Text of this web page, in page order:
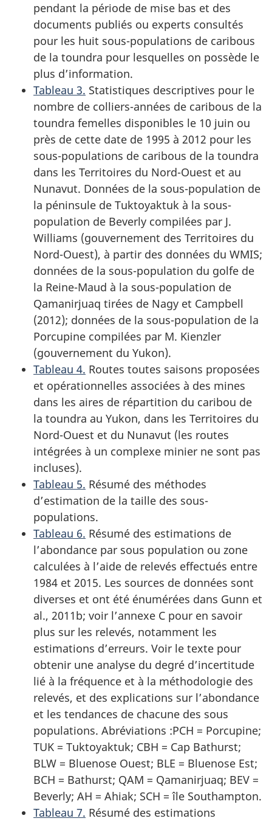
pendant la période de mise bas et des
documents publiés ou experts consultés
pour les huit sous-populations de caribous
de la toundra pour lesquelles on possède le
plus d’information.
Tableau 3. Statistiques descriptives pour le
nombre de colliers-années de caribous de la
toundra femelles disponibles le 10 juin ou
près de cette date de 1995 à 2012 pour les
sous-populations de caribous de la toundra
dans les Territoires du Nord-Ouest et au
Nunavut. Données de la sous-population de
la péninsule de Tuktoyaktuk à la sous-
population de Beverly compilées par J.
Williams (gouvernement des Territoires du
Nord-Ouest), à partir des données du WMIS;
données de la sous-population du golfe de
la Reine-Maud à la sous-population de
Qamanirjuaq tirées de Nagy et Campbell
(2012); données de la sous-population de la
Porcupine compilées par M. Kienzler
(gouvernement du Yukon).
Tableau 4. Routes toutes saisons proposées
et opérationnelles associées à des mines
dans les aires de répartition du caribou de
la toundra au Yukon, dans les Territoires du
Nord-Ouest et du Nunavut (les routes
intégrées à un complexe minier ne sont pas
incluses).
Tableau 5. Résumé des méthodes
d’estimation de la taille des sous-
populations.
Tableau 6. Résumé des estimations de
l’abondance par sous population ou zone
calculées à l’aide de relevés effectués entre
1984 et 2015. Les sources de données sont
diverses et ont été énumérées dans Gunn et
al., 2011b; voir l’annexe C pour en savoir
plus sur les relevés, notamment les
estimations d’erreurs. Voir le texte pour
obtenir une analyse du degré d’incertitude
lié à la fréquence et à la méthodologie des
relevés, et des explications sur l’abondance
et les tendances de chacune des sous
populations. Abréviations :PCH = Porcupine;
TUK = Tuktoyaktuk; CBH = Cap Bathurst;
BLW = Bluenose Ouest; BLE = Bluenose Est;
BCH = Bathurst; QAM = Qamanirjuaq; BEV =
Beverly; AH = Ahiak; SCH = île Southampton.
Tableau 7. Résumé des estimations